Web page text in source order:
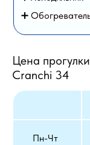
Цена
Cranchi 34
Пн-Чт
➕